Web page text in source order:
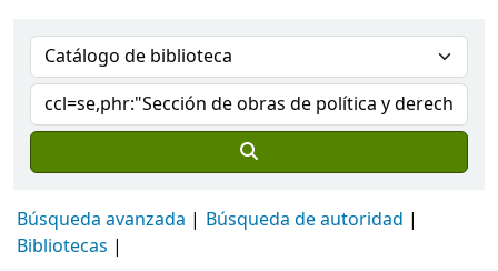
Búsqueda avanzada
Búsqueda de autoridad
Bibliotecas